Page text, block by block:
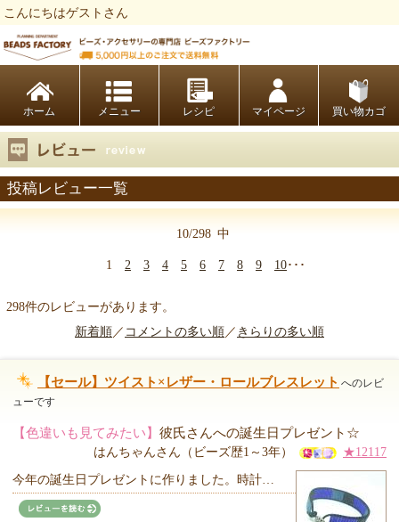
こんにちはゲストさん
ホーム レシピ マイページ 買い物カゴ
投稿レビュー一覧
10/298 中
1 2 3 4 5 6 7 8 9 10･･･
298件のレビューがあります。
新着順／ コメントの多い順／ きらりの多い順
【セール】ツイスト×レザー・ロールブレスレット へのレビ
ューです
【色違いも見てみたい】 彼氏さんへの誕生日プレゼント☆
はんちゃんさん（ビーズ歴1～3年） ★12117
今年の誕生日プレゼントに作りました。時計…